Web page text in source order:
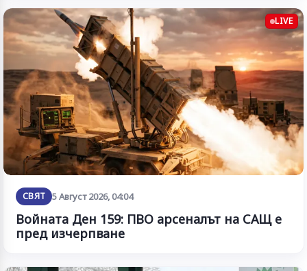
LIVE
СВЯТ 5 Август 2026, 04:04
Войната Ден 159: ПВО арсеналът на САЩ е
пред изчерпване